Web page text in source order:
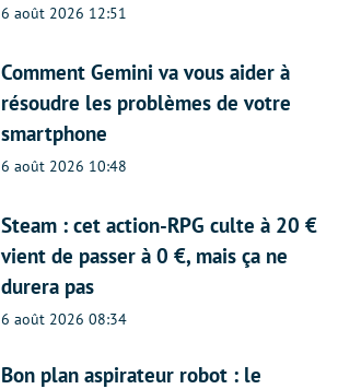
6 août 2026 12:51
Comment Gemini va vous aider à
résoudre les problèmes de votre
smartphone
6 août 2026 10:48
Steam : cet action-RPG culte à 20 €
vient de passer à 0 €, mais ça ne
durera pas
6 août 2026 08:34
Bon plan aspirateur robot : le